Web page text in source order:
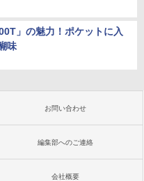
」の魅力！ポケットに入
味
お問い合わせ
編集部へのご連絡
会社概要